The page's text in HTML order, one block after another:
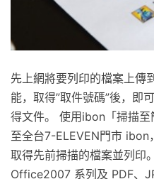
先上網將要列印的檔案上傳
能，取得”取件號碼”後，即
得文件。 使用ibon「掃描
至全台7-ELEVEN門市 ibon
取得先前掃描的檔案並列
Office2007 系列及 PDF、